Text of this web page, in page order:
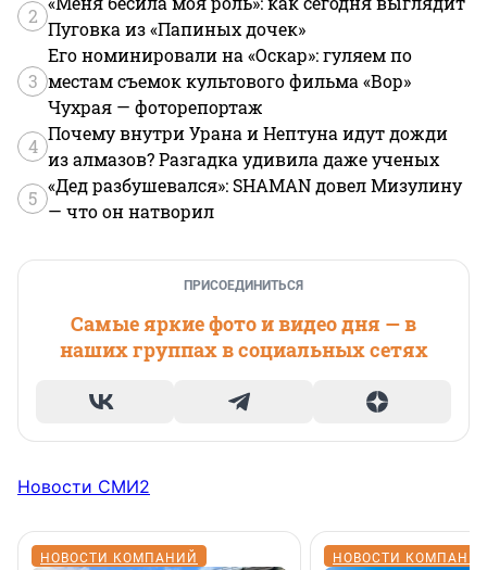
2
Пуговка из «Папиных дочек»
3
Его номинировали на «Оскар»: гуляем по
местам съемок культового фильма «Вор»
Чухрая — фоторепортаж
4
Почему внутри Урана и Нептуна идут дожди
из алмазов? Разгадка удивила даже ученых
5
«Дед разбушевался»: SHAMAN довел Мизулину
— что он натворил
ПРИСОЕДИНИТЬСЯ
Самые яркие фото и видео дня — в
наших группах в социальных сетях
Новости СМИ2
НОВОСТИ КОМПАНИЙ НОВОСТИ